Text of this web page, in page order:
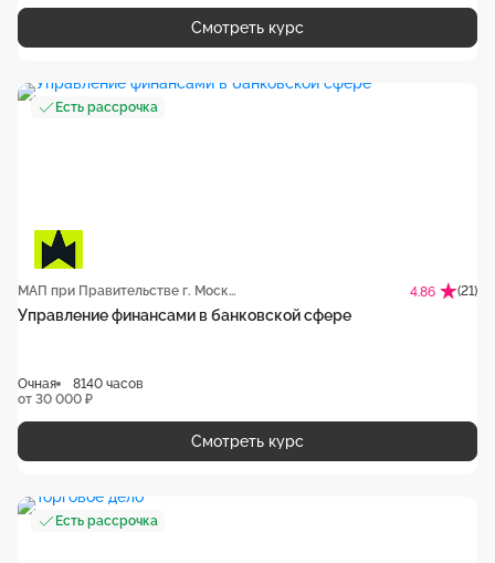
Смотреть курс
Есть рассрочка
МАП при Правительстве г. Москвы 4.86 (21)
Управление финансами в банковской сфере
Очная
8140 часов
от 30 000 ₽
Смотреть курс
Есть рассрочка